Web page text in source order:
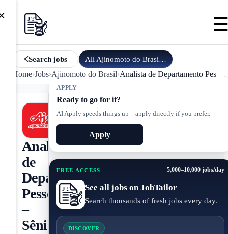
Search jobs All Ajinomoto do Brasil jobs
Home›Jobs›Ajinomoto do Brasil›Analista de Departamento
APPLY
Ready to go for it?
AI Apply speeds things up—apply directly if you prefer.
Apply
FREE ACCESS 5,000–10,000 jobs/day
See all jobs on JobTailor
Search thousands of fresh jobs every day.
DISCOVER
Analista
de
Departamento
Pessoal
–
Sênior